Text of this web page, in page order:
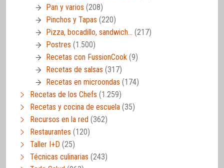
Pan y varios (208)
Pinchos y Tapas (220)
Pizza, bocadillo, sandwich… (217)
Postres (1.500)
Recetas con FussionCook (9)
Recetas de salsas (317)
Recetas en microondas (174)
Recetas de los Chefs (1.259)
Recetas y cocina de escuela (35)
Recursos en la red (362)
Restaurantes (120)
Taller I+D (25)
Técnicas culinarias (243)